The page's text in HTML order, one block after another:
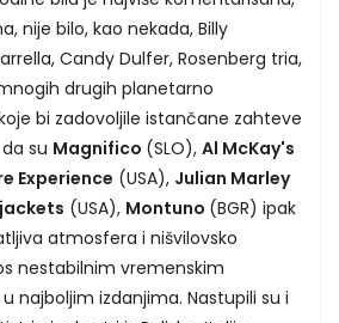
nije bilo, kao nekada, Billy
Candy Dulfer, Rosenberg tria,
drugih planetarno
bi zadovoljile istančane zahteve
su Magnifico (SLO), Al McKay's
Experience (USA), Julian Marley
(USA), Montuno (BGR) ipak
atmosfera i nišvilovsko
nestabilnim vremenskim
najboljim izdanjima. Nastupili su i